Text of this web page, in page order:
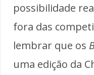
possibilidade
fora das
lembrar que os
uma edição da